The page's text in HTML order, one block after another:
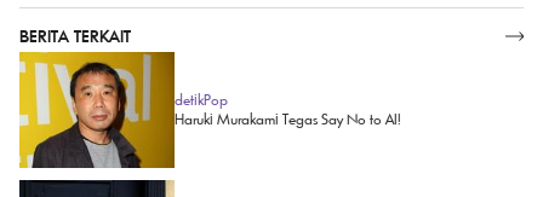
BERITA TERKAIT
detikPop
Haruki Murakami Tegas Say No to AI!